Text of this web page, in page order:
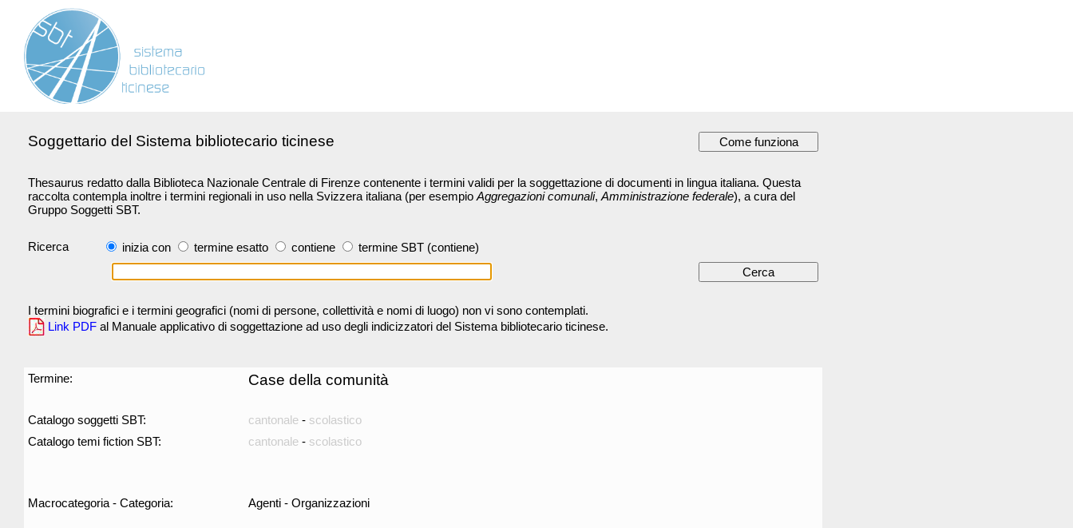
Soggettario del Sistema bibliotecario ticinese
Thesaurus redatto dalla Biblioteca Nazionale Centrale di Firenze contenente i termini validi per la soggettazione di documenti in lingua italiana. Questa
raccolta contempla inoltre i termini regionali in uso nella Svizzera italiana (per esempio Aggregazioni comunali, Amministrazione federale), a cura del
Gruppo Soggetti SBT.
Ricerca inizia con termine esatto contiene termine SBT (contiene)
I termini biografici e i termini geografici (nomi di persone, collettività e nomi di luogo) non vi sono contemplati.
Link PDF al Manuale applicativo di soggettazione ad uso degli indicizzatori del Sistema bibliotecario ticinese.
Termine: Case della comunità
Catalogo soggetti SBT: cantonale - scolastico
Catalogo temi fiction SBT:
cantonale - scolastico
Macrocategoria - Categoria: Agenti - Organizzazioni